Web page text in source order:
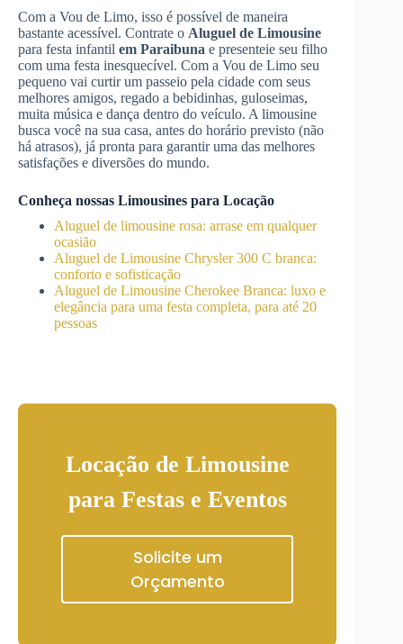
Com a Vou de Limo, isso é possível de maneira
bastante acessível. Contrate o Aluguel de Limousine
para festa infantil em Paraibuna e presenteie seu filho
com uma festa inesquecível. Com a Vou de Limo seu
pequeno vai curtir um passeio pela cidade com seus
melhores amigos, regado a bebidinhas, guloseimas,
muita música e dança dentro do veículo. A limousine
busca você na sua casa, antes do horário previsto (não
há atrasos), já pronta para garantir uma das melhores
satisfações e diversões do mundo.
Conheça nossas Limousines para Locação
Aluguel de limousine rosa: arrase em qualquer
ocasião
Aluguel de Limousine Chrysler 300 C branca:
conforto e sofisticação
Aluguel de Limousine Cherokee Branca: luxo e
elegância para uma festa completa, para até 20
pessoas
Locação de Limousine
para Festas e Eventos
Solicite um
Orçamento